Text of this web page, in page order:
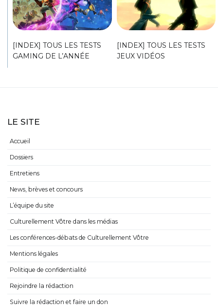
[INDEX] TOUS LES TESTS
GAMING DE L’ANNÉE
[INDEX] TOUS LES TESTS
JEUX VIDÉOS
LE SITE
Accueil
Dossiers
Entretiens
News, brèves et concours
L’équipe du site
Culturellement Vôtre dans les médias
Les conférences-débats de Culturellement Vôtre
Mentions légales
Politique de confidentialité
Rejoindre la rédaction
Suivre la rédaction et faire un don